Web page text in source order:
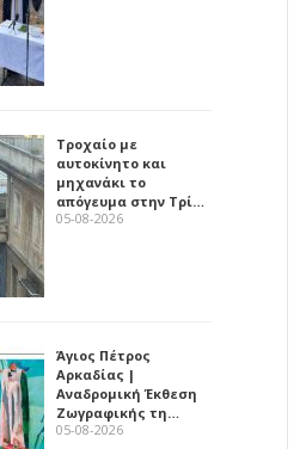
Τροχαίο με
αυτοκίνητο και
μηχανάκι το
απόγευμα στην Τρί…
05-08-2026
Άγιος Πέτρος
Αρκαδίας |
Αναδρομική Έκθεση
Ζωγραφικής τη…
05-08-2026